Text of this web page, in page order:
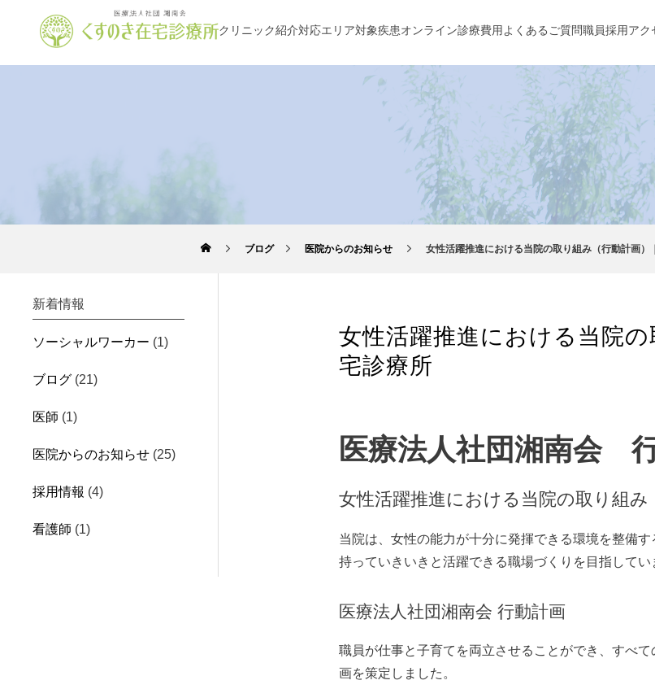
クリニック紹介対応エリア対象疾患オンライン診療費用よくあるご質問職員採用アク
ブログ 医院からのお知らせ 女性活躍推進における当院の取り組み（行動計画）
女性活躍推進における当院
宅診療所
医療法人社団湘南会
女性活躍推進における当院の取り組み
当院は、女性の能力が十分に発揮できる環境を整備
持っていきいきと活躍できる職場づくりを目指してい
医療法人社団湘南会 行動計画
職員が仕事と子育てを両立させることができ、すべ
画を策定しました。
新着情報
ソーシャルワーカー (1)
ブログ (21)
医師 (1)
医院からのお知らせ (25)
採用情報 (4)
看護師 (1)